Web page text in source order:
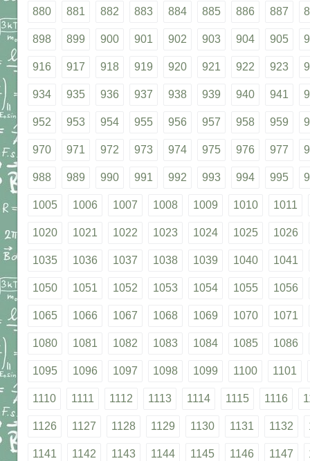
880 881 882 883 884 885 886 887
898 899 900 901 902 903 904 905
916 917 918 919 920 921 922 923
934 935 936 937 938 939 940 941
952 953 954 955 956 957 958 959
970 971 972 973 974 975 976 977
988 989 990 991 992 993 994 995
1005 1006 1007 1008 1009 1010 1011
1020 1021 1022 1023 1024 1025 1026
1035 1036 1037 1038 1039 1040 1041
1050 1051 1052 1053 1054 1055 1056
1065 1066 1067 1068 1069 1070 1071
1080 1081 1082 1083 1084 1085 1086
1095 1096 1097 1098 1099 1100 1101
1110 1111 1112 1113 1114 1115 1116
1126 1127 1128 1129 1130 1131 1132
1141 1142 1143 1144 1145 1146 1147